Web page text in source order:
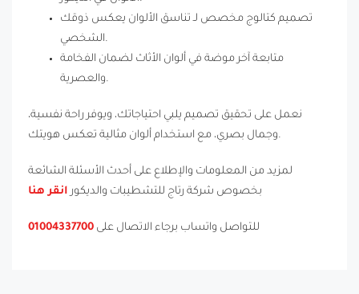
تصميم كتالوج مخصص لـ تناسق الألوان يعكس ذوقك
الشخصي.
متابعة آخر موضة في ألوان الأثاث لضمان الفخامة
والعصرية.
نعمل على تحقيق تصميم يلبي احتياجاتك، ويوفر راحة نفسية،
وجمال بصري، مع استخدام ألوان مثالية تعكس هويتك.
لمزيد من المعلومات والإطلاع على أحدث الأسئلة الشائعة
بخصوص شركة رتاج للتشطيبات والديكور انقر هنا
للتواصل واتساب برجاء الاتصال على 01004337700